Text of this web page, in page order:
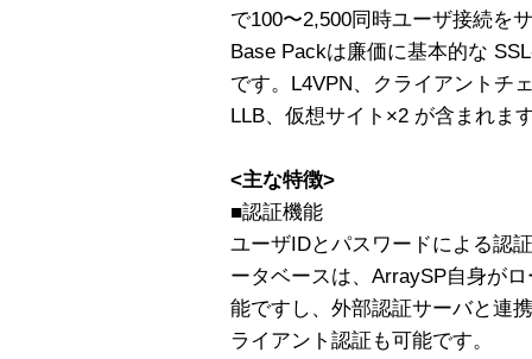
で100〜2,500同時ユーザ接続を
Base Packは廉価に基本的な
です。L4VPN、クライアントチ
LLB、仮想サイト×2 が含まれま
<主な特徴>
■認証機能
ユーザIDとパスワードによる認
ータベースは、ArraySP自身が
能ですし、外部認証サーバと連
ライアント認証も可能です。